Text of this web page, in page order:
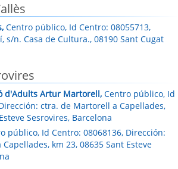
Centro público, Id Centro: 08055713,
s/n. Casa de Cultura., 08190 Sant Cugat
d'Adults Artur Martorell, Centro público, Id
ctra. de Martorell a Capellades,
Sesrovires, Barcelona
público, Id Centro: 08068136, Dirección:
km 23, 08635 Sant Esteve